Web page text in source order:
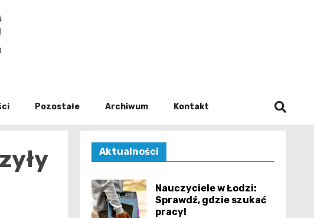
Pozostałe Archiwum Kontakt
Aktualności
Nauczyciele w Łodzi:
Sprawdź, gdzie szukać
pracy!